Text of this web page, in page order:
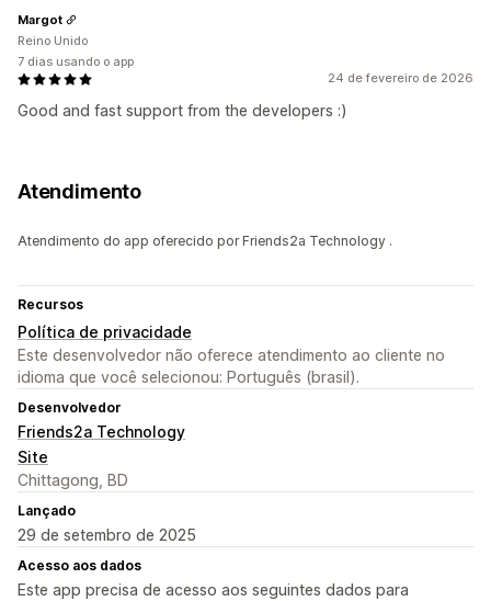
24 de fevereiro de 2026
Good and fast support from the developers :)
Margot
Reino Unido
7 dias usando o app
Atendimento
Atendimento do app oferecido por Friends2a Technology .
Recursos
Política de privacidade
Este desenvolvedor não oferece atendimento ao cliente no
idioma que você selecionou: Português (brasil).
Desenvolvedor
Friends2a Technology
Site
Chittagong, BD
Lançado
29 de setembro de 2025
Acesso aos dados
Este app precisa de acesso aos seguintes dados para